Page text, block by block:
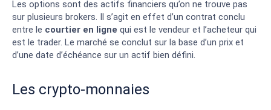
Les options sont des actifs financiers qu’on ne trouve pas
sur plusieurs brokers. Il s’agit en effet d’un contrat conclu
entre le courtier en ligne qui est le vendeur et l’acheteur qui
est le trader. Le marché se conclut sur la base d’un prix et
d’une date d’échéance sur un actif bien défini.
Les crypto-monnaies